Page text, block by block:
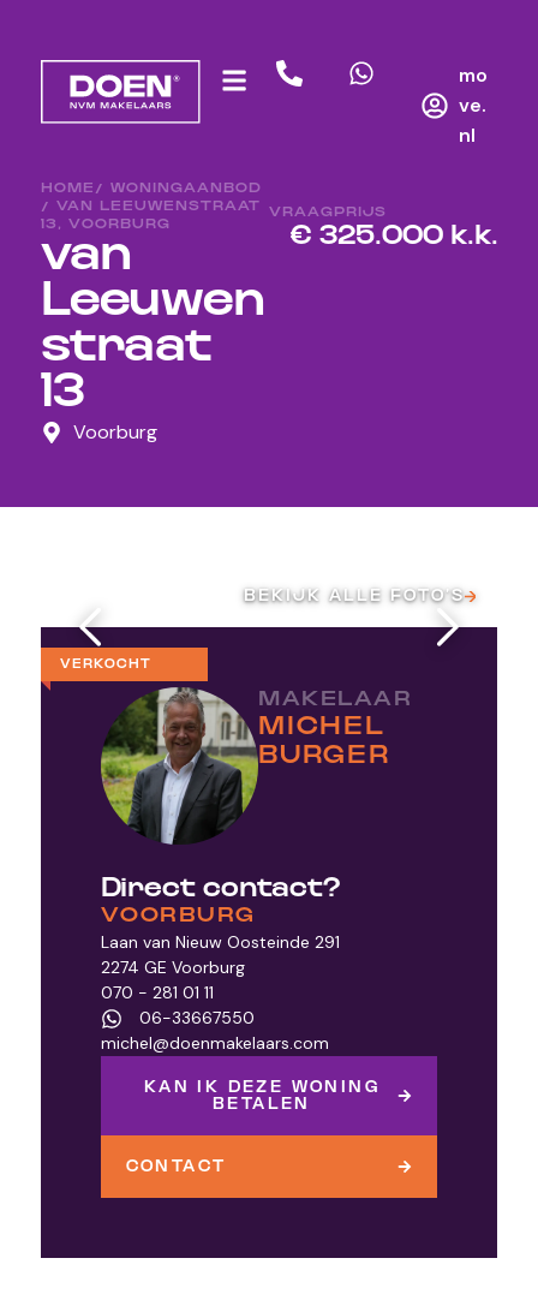
mo
ve.
nl
HOME / WONINGAANBOD
/ VAN LEEUWENSTRAAT
13, VOORBURG
van
Leeuwen
straat
13
Voorburg
VRAAGPRIJS
€ 325.000 k.k.
VERKOCHT
BEKIJK ALLE FOTO’S
MAKELAAR
MICHEL
BURGER
Direct contact?
VOORBURG
Laan van Nieuw Oosteinde 291
2274 GE Voorburg
070 - 281 01 11
06-33667550
michel@doenmakelaars.com
KAN IK DEZE WONING
BETALEN
CONTACT